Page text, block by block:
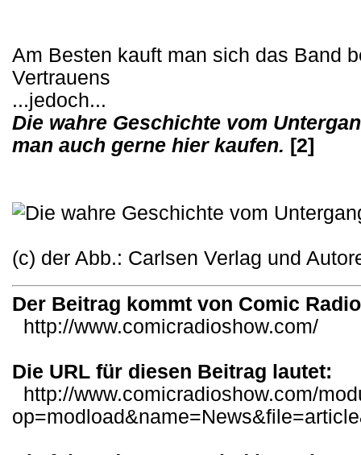
Am Besten kauft man sich das Band
Vertrauens
...jedoch...
Die wahre Geschichte vom
man auch gerne hier kaufen. [2]
(c) der Abb.: Carlsen Verlag und
Der Beitrag kommt von Comic
http://www.comicradioshow.com/
Die URL für diesen Beitrag lautet:
http://www.comicradioshow.com/